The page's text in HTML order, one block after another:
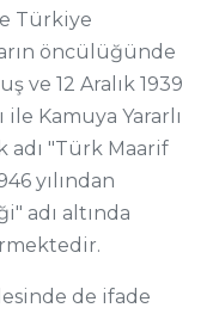
Türkiye
öncülüğünde
ve 12 Aralık 1939
Kamuya Yararlı
adı "Türk Maarif
yılından
adı altında
de ifade